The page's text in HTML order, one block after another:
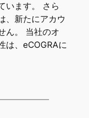
います。 さら
、新たにアカウ
ん。 当社のオ
は、eCOGRAに